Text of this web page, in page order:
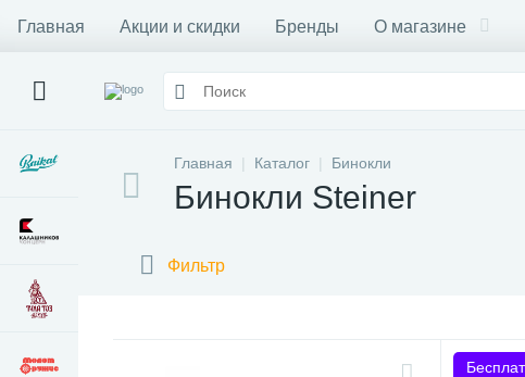
Главная Акции и скидки Бренды О магазине
Главная Каталог Бинокли
Бинокли Steiner
Фильтр